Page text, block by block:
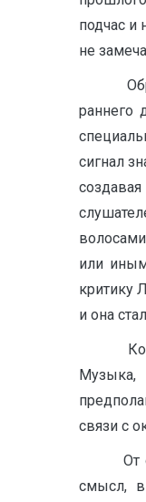
подчас и
не
раннего
сигнал
или
критику
и она
Когда
Музыка,
связи с
От
смысл,